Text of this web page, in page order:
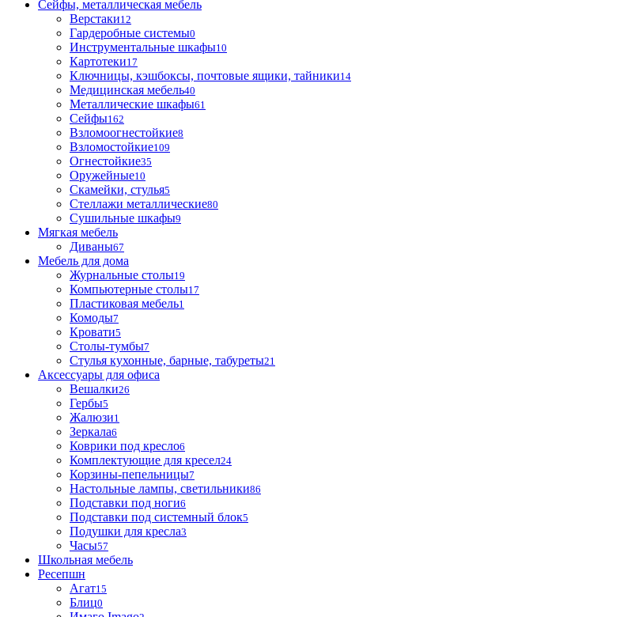
Сейфы, металлическая мебель
Верстаки12
Гардеробные системы0
Инструментальные шкафы10
Картотеки17
Ключницы, кэшбоксы, почтовые ящики, тайники14
Медицинская мебель40
Металлические шкафы61
Сейфы162
Взломоогнестойкие8
Взломостойкие109
Огнестойкие35
Оружейные10
Скамейки, стулья5
Стеллажи металлические80
Сушильные шкафы9
Мягкая мебель
Диваны67
Мебель для дома
Журнальные столы19
Компьютерные столы17
Пластиковая мебель1
Комоды7
Кровати5
Столы-тумбы7
Стулья кухонные, барные, табуреты21
Аксессуары для офиса
Вешалки26
Гербы5
Жалюзи1
Зеркала6
Коврики под кресло6
Комплектующие для кресел24
Корзины-пепельницы7
Настольные лампы, светильники86
Подставки под ноги6
Подставки под системный блок5
Подушки для кресла3
Часы57
Школьная мебель
Ресепшн
Агат15
Блиц0